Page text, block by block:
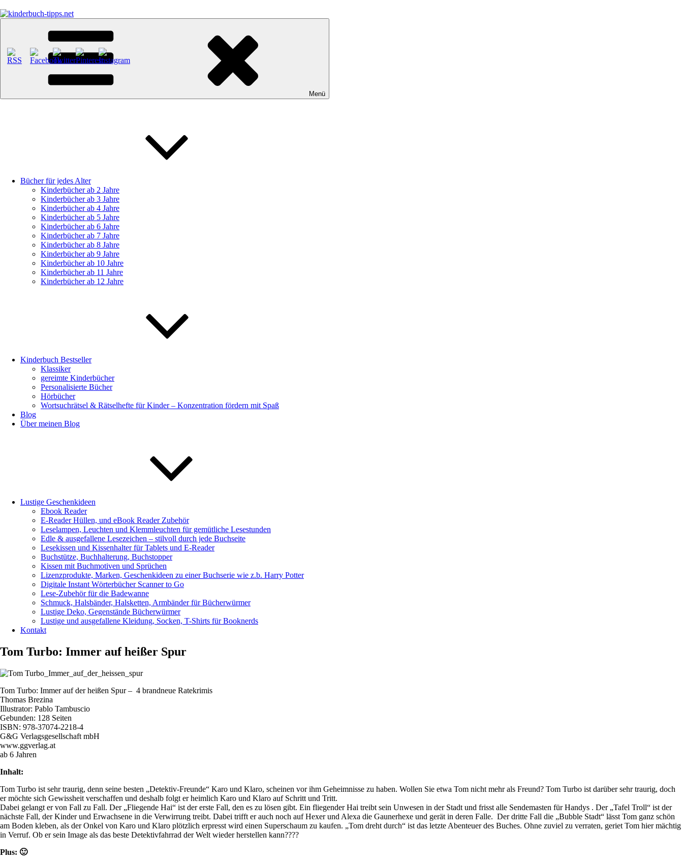
Inhalt
springen
kinderbuch-tipps.net
Empfehlungen und Tipps rund um das Thema Kinderbücher und Kinderbuchklassiker
Menü
Bücher für jedes Alter
Kinderbücher ab 2 Jahre
Kinderbücher ab 3 Jahre
Kinderbücher ab 4 Jahre
Kinderbücher ab 5 Jahre
Kinderbücher ab 6 Jahre
Kinderbücher ab 7 Jahre
Kinderbücher ab 8 Jahre
Kinderbücher ab 9 Jahre
Kinderbücher ab 10 Jahre
Kinderbücher ab 11 Jahre
Kinderbücher ab 12 Jahre
Kinderbuch Bestseller
Klassiker
gereimte Kinderbücher
Personalisierte Bücher
Hörbücher
Wortsuchrätsel & Rätselhefte für Kinder – Konzentration fördern mit Spaß
Blog
Über meinen Blog
Lustige Geschenkideen
Ebook Reader
E-Reader Hüllen, und eBook Reader Zubehör
Leselampen, Leuchten und Klemmleuchten für gemütliche Lesestunden
Edle & ausgefallene Lesezeichen – stilvoll durch jede Buchseite
Lesekissen und Kissenhalter für Tablets und E-Reader
Buchstütze, Buchhalterung, Buchstopper
Kissen mit Buchmotiven und Sprüchen
Lizenzprodukte, Marken, Geschenkideen zu einer Buchserie wie z.b. Harry Potter
Digitale Instant Wörterbücher Scanner to Go
Lese-Zubehör für die Badewanne
Schmuck, Halsbänder, Halsketten, Armbänder für Bücherwürmer
Lustige Deko, Gegenstände Bücherwürmer
Lustige und ausgefallene Kleidung, Socken, T-Shirts für Booknerds
Kontakt
Tom Turbo: Immer auf heißer Spur
Tom Turbo: Immer auf der heißen Spur – 4 brandneue Ratekrimis
Thomas Brezina
Illustrator: Pablo Tambuscio
Gebunden: 128 Seiten
ISBN: 978-37074-2218-4
G&G Verlagsgesellschaft mbH
www.ggverlag.at
ab 6 Jahren
Inhalt:
Tom Turbo ist sehr traurig, denn seine besten „Detektiv-Freunde“ Karo und Klaro, scheinen vor ihm Geheimnisse zu haben. Wollen Sie etwa Tom nicht mehr als Freund? Tom Turbo ist darüber sehr traurig, doch
er möchte sich Gewissheit verschaffen und deshalb folgt er heimlich Karo und Klaro auf Schritt und Tritt.
Dabei gelangt er von Fall zu Fall. Der „Fliegende Hai“ ist der erste Fall, den es zu lösen gibt. Ein fliegender Hai treibt sein Unwesen in der Stadt und frisst alle Sendemasten für Handys . Der „Tafel Troll“ ist der
nächste Fall, der Kinder und Erwachsene in die Verwirrung treibt. Dabei trifft er auch noch auf Hexer und Alexa die Gaunerhexe und gerät in deren Falle. Der dritte Fall die „Bubble Stadt“ lässt Tom ganz schön
am Boden kleben, als der Onkel von Karo und Klaro plötzlich erpresst wird einen Superschaum zu kaufen. „Tom dreht durch“ ist das letzte Abenteuer des Buches. Ohne zuviel zu verraten, geriet Tom hier mächtig
in Verruf. Ob er sein Image als das beste Detektivfahrrad der Welt wieder herstellen kann????
Plus: 🙂